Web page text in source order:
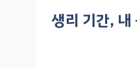
생리 기간, 내